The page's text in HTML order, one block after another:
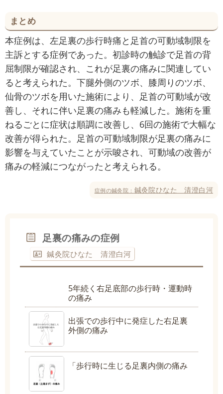
まとめ
本症例は、左足裏の歩行時痛と足首の可動域制限を
主訴とする症例であった。初診時の触診で足首の背
屈制限が確認され、これが足裏の痛みに関連してい
ると考えられた。下腿外側のツボ、膝周りのツボ、
仙骨のツボを用いた施術により、足首の可動域が改
善し、それに伴い足裏の痛みも軽減した。施術を重
ねるごとに症状は順調に改善し、6回の施術で大幅な
改善が得られた。足首の可動域制限が足裏の痛みに
影響を与えていたことが示唆され、可動域の改善が
痛みの軽減につながったと考えられる。
症例の鍼灸院： 鍼灸院ひなた 清澄白河
足裏の痛みの症例
鍼灸院ひなた 清澄白河
5年続く右足底部の歩行時・運動時
の痛み
出張での歩行中に発症した右足裏
外側の痛み
「歩行時に生じる足裏内側の痛み